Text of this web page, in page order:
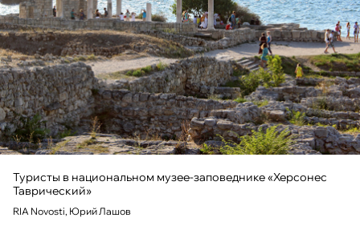
Туристы в национальном музее-заповеднике «Херсонес
Таврический»
RIA Novosti, Юрий Лашов